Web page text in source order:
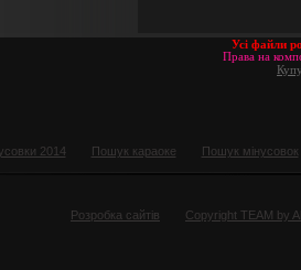
Усі файли
Права на
2014 Пошук караоке Пошук мінусовок
Розробка сайтів Copyright TEAM by